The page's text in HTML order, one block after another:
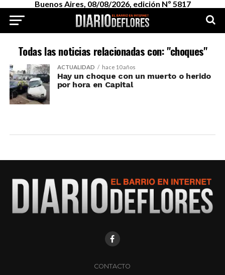
Buenos Aires, 08/08/2026, edición Nº 5817
Todas las noticias relacionadas con: "choques"
ACTUALIDAD hace 10 años
Hay un choque con un muerto o herido
por hora en Capital
CONTACTO